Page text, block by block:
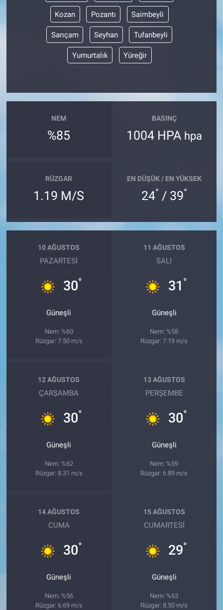
Kozan Pozantı Saimbeyli
Sarıçam Seyhan Tufanbeyli
Yumurtalık Yüreğir
NEM
%85
BASINÇ
1004 HPA hpa
RÜZGAR
1.19 M/S
EN DÜŞÜK / EN YÜKSEK
24° / 39°
10 AĞUSTOS
PAZARTESI
30°
Güneşli
Nem: %60
Rüzgar: 7.50 m/s
11 AĞUSTOS
SALI
31 °
Güneşli
Nem: %58
Rüzgar: 7.19 m/s
12 AĞUSTOS
ÇARŞAMBA
30°
Güneşli
Nem: %62
Rüzgar: 8.31 m/s
13 AĞUSTOS
PERŞEMBE
30°
Güneşli
Nem: %59
Rüzgar: 6.89 m/s
14 AĞUSTOS
CUMA
30°
Güneşli
Nem: %56
Rüzgar: 6.69 m/s
15 AĞUSTOS
CUMARTESI
29°
Güneşli
Nem: %63
Rüzgar: 8.50 m/s